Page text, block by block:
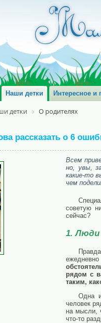
Наши детки Интересное и
детки О родителях
рассказать о 6
Всем
но, увы,
какие-то
чем
советую
сейчас?
1.
рядом с
таким,
Одна
человек
на мысли,
что-то